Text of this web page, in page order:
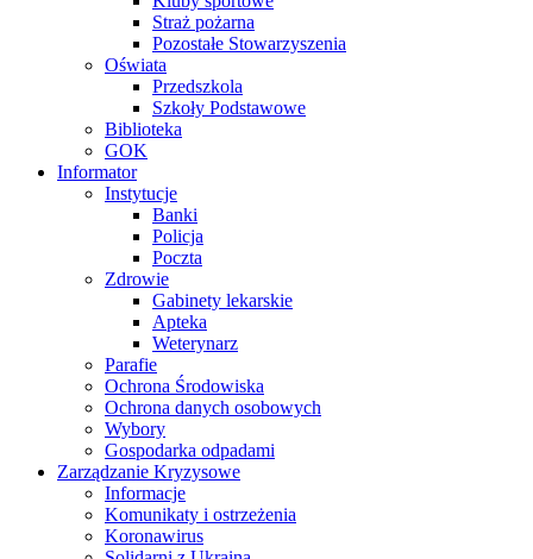
Straż pożarna
Pozostałe Stowarzyszenia
Oświata
Przedszkola
Szkoły Podstawowe
Biblioteka
GOK
Informator
Instytucje
Banki
Policja
Poczta
Zdrowie
Gabinety lekarskie
Apteka
Weterynarz
Parafie
Ochrona Środowiska
Ochrona danych osobowych
Wybory
Gospodarka odpadami
Zarządzanie Kryzysowe
Informacje
Komunikaty i ostrzeżenia
Koronawirus